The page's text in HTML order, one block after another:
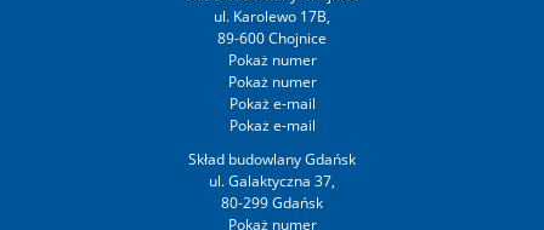
ul. Karolewo 17B,
89-600 Chojnice
Skład budowlany Gdańsk
ul. Galaktyczna 37,
80-299 Gdańsk